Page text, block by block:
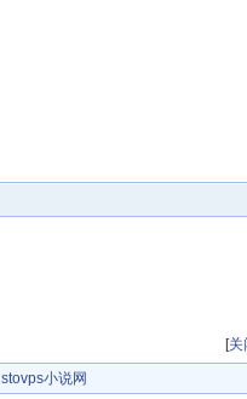
[关
stovps小说网